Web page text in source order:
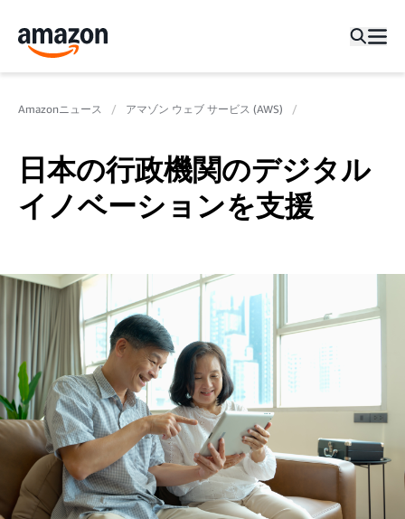
Amazonニュース アマゾン ウェブ サービス (AWS)
日本の行政機関のデジタル
イノベーションを支援